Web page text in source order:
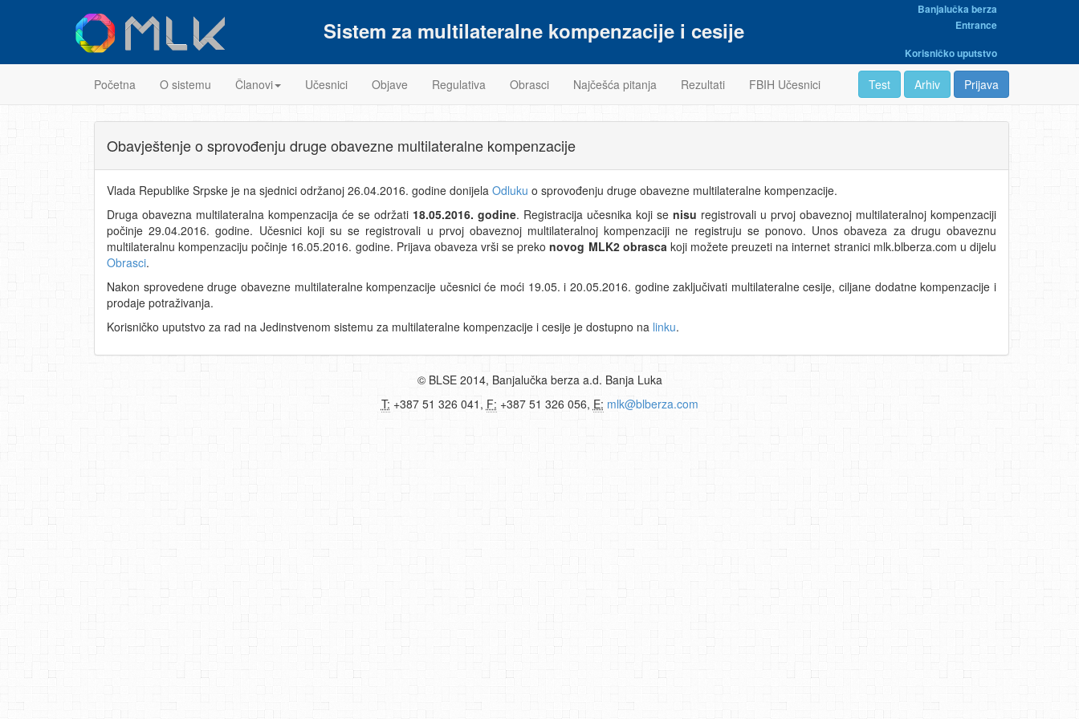
Sistem za multilateralne kompenzacije i cesije
Banjalučka berza
Entrance
Korisničko uputstvo
Početna O sistemu Članovi Učesnici Objave Regulativa Obrasci Najčešća pitanja Rezultati FBIH Učesnici Test Arhiv Prijava
Obavještenje o sprovođenju druge obavezne multilateralne kompenzacije
Vlada Republike Srpske je na sjednici održanoj 26.04.2016. godine donijela Odluku o sprovođenju druge obavezne multilateralne kompenzacije.
Druga obavezna multilateralna kompenzacija će se održati 18.05.2016. godine. Registracija učesnika koji se nisu registrovali u prvoj obaveznoj multilateralnoj kompenzaciji
počinje 29.04.2016. godine. Učesnici koji su se registrovali u prvoj obaveznoj multilateralnoj kompenzaciji ne registruju se ponovo. Unos obaveza za drugu obaveznu
multilateralnu kompenzaciju počinje 16.05.2016. godine. Prijava obaveza vrši se prekonovog MLK2 obrascakoji možete preuzeti na internet stranici mlk.blberza.com u dijelu
Obrasci.
Nakon sprovedene druge obavezne multilateralne kompenzacije učesnici će moći 19.05. i 20.05.2016. godine zaključivati multilateralne cesije, ciljane dodatne kompenzacije i
prodaje potraživanja.
Korisničko uputstvo za rad na Jedinstvenom sistemu za multilateralne kompenzacije i cesije je dostupno na linku.
© BLSE 2014, Banjalučka berza a.d. Banja Luka
T: +387 51 326 041, F: +387 51 326 056, E: mlk@blberza.com